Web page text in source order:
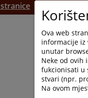
Ova web
informacije iz
unutar
Neke od ovih
fukcionisati u
stvari (npr.
Na ovom